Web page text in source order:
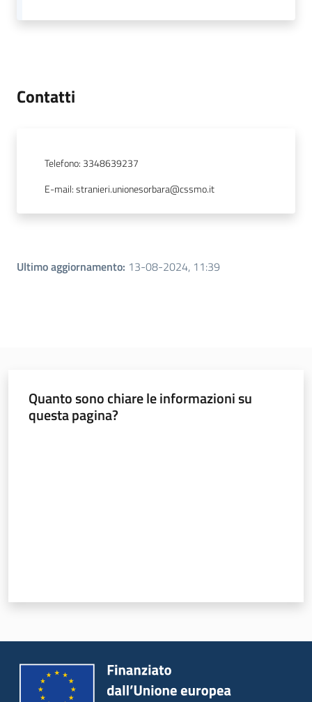
Novità
Leggi Atti Bandi
Piani Programmi
Contatti
Telefono: 3348639237
E-mail:stranieri.unionesorbara@cssmo.it
Ultimo aggiornamento: 13-08-2024, 11:39
Quanto sono chiare le informazioni su
questa pagina?